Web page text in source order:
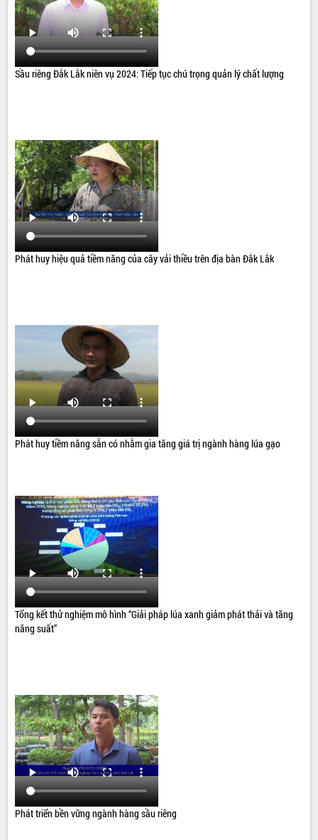
Sầu riêng Đắk Lắk niên vụ 2024: Tiếp tục chú trọng quản lý chất lượng
Phát huy hiệu quả tiềm năng của cây vải thiều trên địa bàn Đắk Lắk
Phát huy tiềm năng sẵn có nhằm gia tăng giá trị ngành hàng lúa gạo
Tổng kết thử nghiệm mô hình “Giải pháp lúa xanh giảm phát thải và tăng
năng suất”
Phát triển bền vững ngành hàng sầu riêng